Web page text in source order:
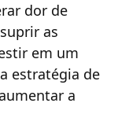
dor de
as
em um
estratégia de
a